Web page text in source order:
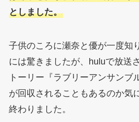
としました。
子供のころに瀬奈と優が一度知
には驚きましたが、huluで放送
トーリー『ラブリーアンサンブ
が回収されることもあるのか気
終わりました。